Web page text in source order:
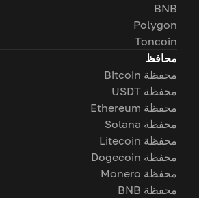
BNB
Polygon
Toncoin
محافظ
محفظة Bitcoin
محفظة USDT
محفظة Ethereum
محفظة Solana
محفظة Litecoin
محفظة Dogecoin
محفظة Monero
محفظة BNB